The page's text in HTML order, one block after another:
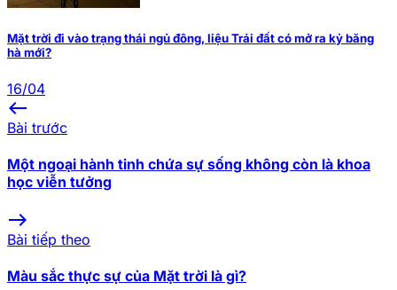
Mặt trời đi vào trạng thái ngủ đông, liệu Trái đất có mở ra kỷ băng
hà mới?
16/04
west
Bài trước
Một ngoại hành tinh chứa sự sống không còn là khoa
học viễn tưởng
east
Bài tiếp theo
Màu sắc thực sự của Mặt trời là gì?